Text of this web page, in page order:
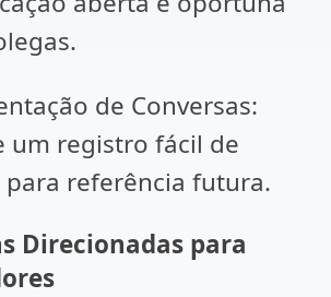
de Conversas:
um registro fácil de
para referência futura.
Direcionadas para